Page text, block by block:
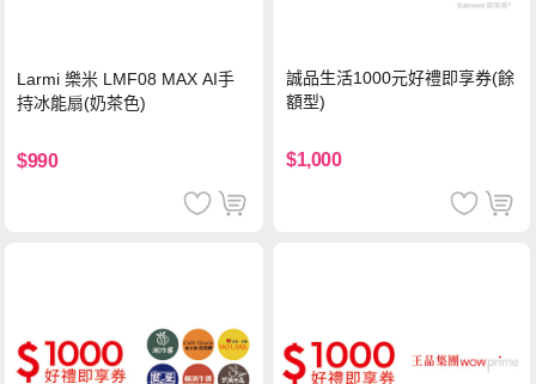
Larmi 樂米 LMF08 MAX AI手
持冰能扇(奶茶色)
$990
誠品生活1000元好禮即享券(餘
額型)
$1,000